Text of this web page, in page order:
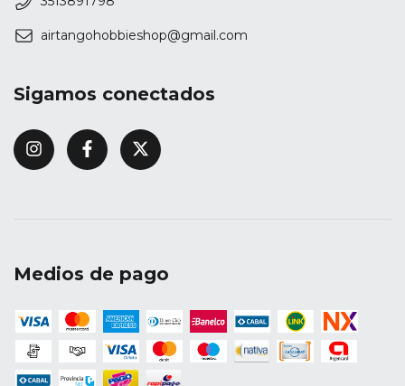
airtangohobbieshop@gmail.com
Sigamos conectados
Medios de pago